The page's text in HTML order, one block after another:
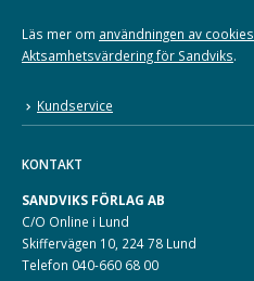
Läs mer om användningen av cookies
Aktsamhetsvärdering för Sandviks.
Kundservice
KONTAKT
SANDVIKS FÖRLAG AB
C/O Online i Lund
Skiffervägen 10, 224 78 Lund
Telefon 040-660 68 00